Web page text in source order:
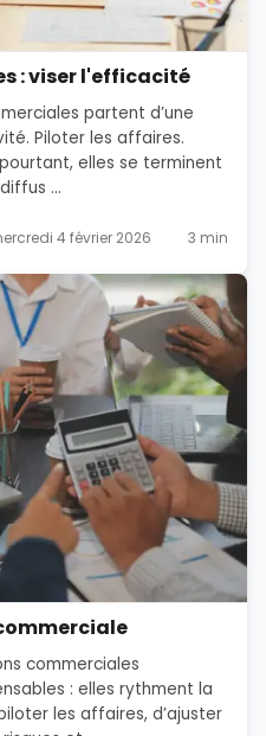
: viser l'efficacité
partent d’une
Piloter les affaires.
elles se terminent
...
4 février 2026 3 min
commerciales
: elles rythment la
les affaires, d’ajuster